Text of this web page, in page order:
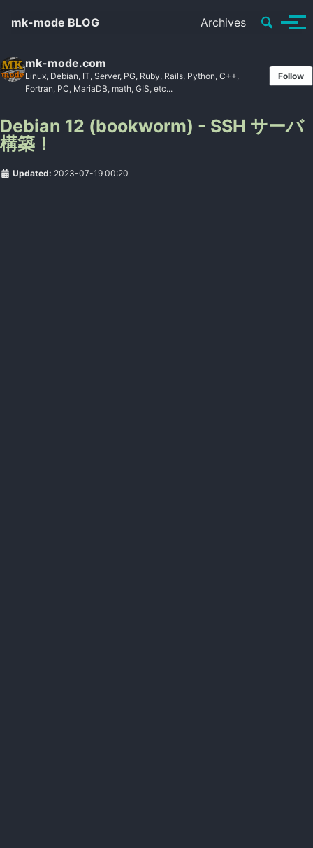
mk-mode BLOG Archives Toggle
mk-mode.com
Linux, Debian, IT, Server, PG, Ruby, Rails, Python, C++,
Fortran, PC, MariaDB, math, GIS, etc...
Follow
Debian 12 (bookworm) - SSH サーバ
構築！
Updated: 2023-07-19 00:20